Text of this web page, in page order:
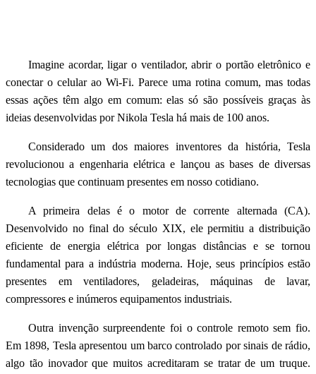
Imagine acordar, ligar o ventilador, abrir o portão eletrônico e
conectar o celular ao Wi-Fi. Parece uma rotina comum, mas todas
essas ações têm algo em comum: elas só são possíveis graças às
ideias desenvolvidas por Nikola Tesla há mais de 100 anos.
Considerado um dos maiores inventores da história, Tesla
revolucionou a engenharia elétrica e lançou as bases de diversas
tecnologias que continuam presentes em nosso cotidiano.
A primeira delas é o motor de corrente alternada (CA).
Desenvolvido no final do século XIX, ele permitiu a distribuição
eficiente de energia elétrica por longas distâncias e se tornou
fundamental para a indústria moderna. Hoje, seus princípios estão
presentes em ventiladores, geladeiras, máquinas de lavar,
compressores e inúmeros equipamentos industriais.
Outra invenção surpreendente foi o controle remoto sem fio.
Em 1898, Tesla apresentou um barco controlado por sinais de rádio,
algo tão inovador que muitos acreditaram se tratar de um truque.